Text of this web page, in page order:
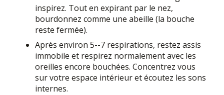
inspirez. Tout en expirant par le nez,
bourdonnez comme une abeille (la bouche
reste fermée).
Après environ 5--7 respirations, restez assis
immobile et respirez normalement avec les
oreilles encore bouchées. Concentrez vous
sur votre espace intérieur et écoutez les sons
internes.